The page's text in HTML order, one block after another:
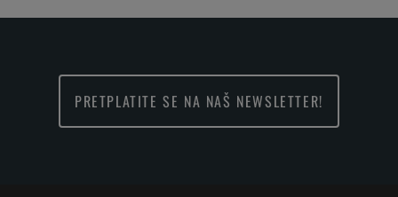
PRETPLATITE SE NA NAŠ NEWSLETTER!